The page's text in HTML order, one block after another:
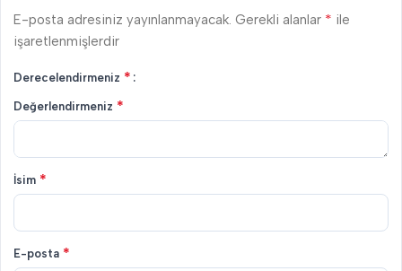
E-posta adresiniz yayınlanmayacak. Gerekli alanlar * ile
işaretlenmişlerdir
Derecelendirmeniz *
Değerlendirmeniz *
İsim *
E-posta *